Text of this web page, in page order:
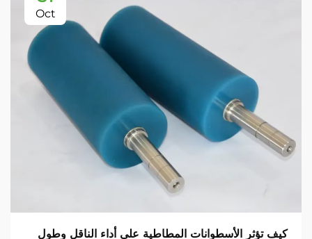
Oct
كيف تؤثر الأسطوانات المطاطية على أداء الناقل وطول